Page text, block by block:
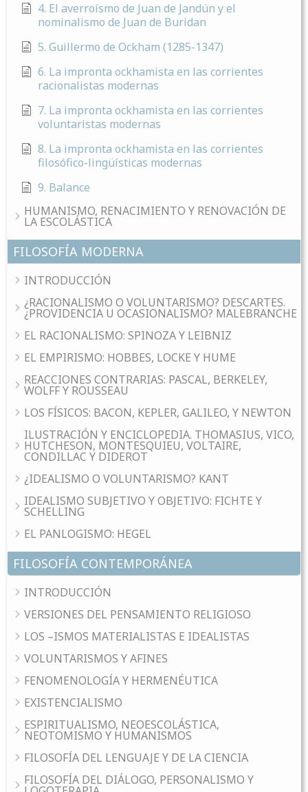
4. El averroísmo de Juan de Jandún y el
nominalismo de Juan de Buridan
5. Guillermo de Ockham (1285-1347)
6. La impronta ockhamista en las corrientes
racionalistas modernas
7. La impronta ockhamista en las corrientes
voluntaristas modernas
8. La impronta ockhamista en las corrientes
filosófico-lingüísticas modernas
9. Balance
HUMANISMO, RENACIMIENTO Y RENOVACIÓN DE
LA ESCOLÁSTICA
FILOSOFÍA MODERNA
INTRODUCCIÓN
¿RACIONALISMO O VOLUNTARISMO? DESCARTES.
¿PROVIDENCIA U OCASIONALISMO? MALEBRANCHE
EL RACIONALISMO: SPINOZA Y LEIBNIZ
EL EMPIRISMO: HOBBES, LOCKE Y HUME
REACCIONES CONTRARIAS: PASCAL, BERKELEY,
WOLFF Y ROUSSEAU
LOS FÍSICOS: BACON, KEPLER, GALILEO, Y NEWTON
ILUSTRACIÓN Y ENCICLOPEDIA. THOMASIUS, VICO,
HUTCHESON, MONTESQUIEU, VOLTAIRE,
CONDILLAC Y DIDEROT
¿IDEALISMO O VOLUNTARISMO? KANT
IDEALISMO SUBJETIVO Y OBJETIVO: FICHTE Y
SCHELLING
EL PANLOGISMO: HEGEL
FILOSOFÍA CONTEMPORÁNEA
INTRODUCCIÓN
VERSIONES DEL PENSAMIENTO RELIGIOSO
LOS –ISMOS MATERIALISTAS E IDEALISTAS
VOLUNTARISMOS Y AFINES
FENOMENOLOGÍA Y HERMENÉUTICA
EXISTENCIALISMO
ESPIRITUALISMO, NEOESCOLÁSTICA,
NEOTOMISMO Y HUMANISMOS
FILOSOFÍA DEL LENGUAJE Y DE LA CIENCIA
FILOSOFÍA DEL DIÁLOGO, PERSONALISMO Y